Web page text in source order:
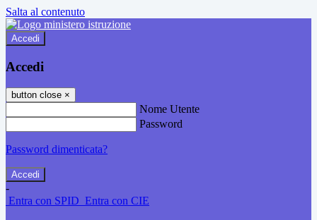
Salta al contenuto
Accedi
Accedi
button close ×
Nome Utente
Password
Password dimenticata?
-
Entra con SPID Entra con CIE